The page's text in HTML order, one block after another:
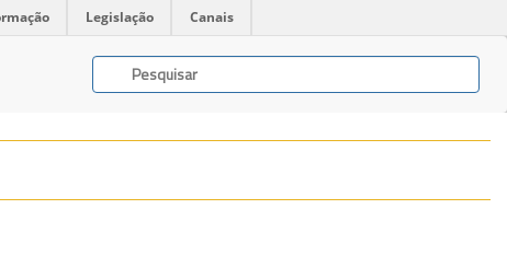
Legislação Canais